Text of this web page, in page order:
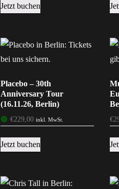
Jetzt buchen
Placebo – 30th
Anniversary Tour
(16.11.26, Berlin)
🟢 €229,00 inkl. MwSt.
Jetzt buchen
€